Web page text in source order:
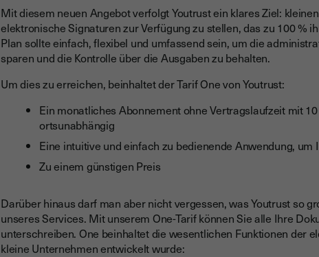
Mit diesem neuen Angebot verfolgt Youtrust ein klares Ziel:
elektronische Signaturen zur Verfügung zu stellen, das zu 100 %
Plan sollte einfach, flexibel und umfassend sein, um die
sparen und die Kontrolle über die Ausgaben zu behalten.
Um dies zu erreichen, beinhaltet der Tarif One von Youtrust:
Ein monatliches Abonnement ohne Vertragslaufzeit mit
ortsunabhängig
Eine intuitive und einfach zu bedienende Anwendung,
Zu einem günstigen Preis
Darüber hinaus darf man aber nicht vergessen, was Youtrust so
unseres Services. Mit unserem One-Tarif können Sie alle Ihre
unterschreiben. One beinhaltet die wesentlichen Funktionen der
kleine Unternehmen entwickelt wurde: